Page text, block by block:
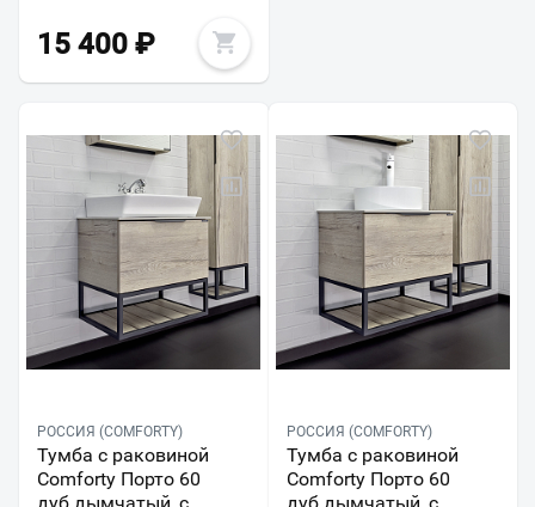
15 400 ₽
РОССИЯ (COMFORTY)
Тумба с раковиной
Comforty Порто 60
РОССИЯ (COMFORTY)
Тумба с раковиной
Comforty Порто 60